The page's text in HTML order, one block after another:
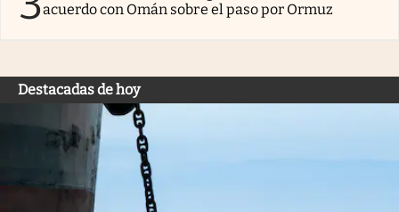
acuerdo con Omán sobre el paso por Ormuz
Destacadas de hoy